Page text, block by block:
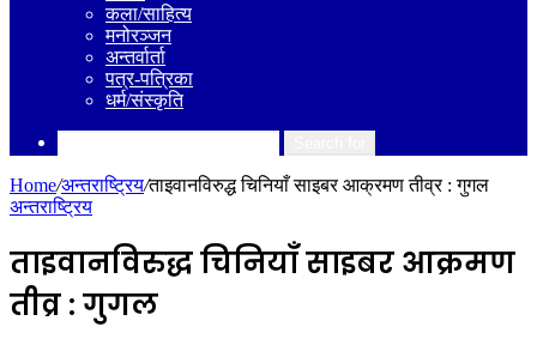
कला/साहित्य
मनोरञ्जन
अन्तर्वार्ता
पत्र-पत्रिका
धर्म/संस्कृति
Home/अन्तराष्ट्रिय/ताइवानविरुद्ध चिनियाँ साइबर आक्रमण तीव्र : गुगल
अन्तराष्ट्रिय
ताइवानविरुद्ध चिनियाँ साइबर आक्रमण
तीव्र : गुगल